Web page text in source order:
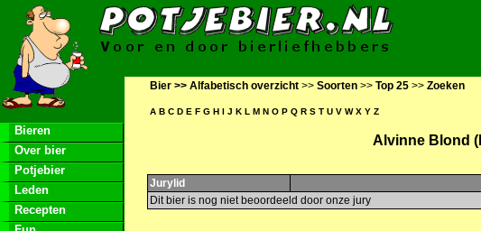
Bieren
Over bier
Potjebier
Leden
Recepten
Bier >> Alfabetisch overzicht >> Soorten >> Top 25 >> Zoeken
A B C D E F G H I J K L M N O P Q R S T U V W X Y Z
Alvinne Blond
Jurylid
Dit bier is nog niet beoordeeld door onze jury